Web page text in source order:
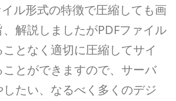
ル形式の特徴で圧縮しても画
解説しましたがPDFファイル
となく適切に圧縮してサイ
とができますので、サーバ
たい、なるべく多くのデジ